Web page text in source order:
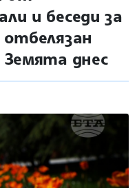
и беседи за
днес